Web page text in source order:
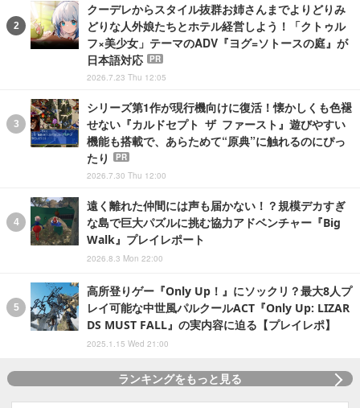
クーデレからスタイル抜群お姉さんまでよりどりみ
どりな人外娘たちとホテル経営しよう！「クトゥル
フ×美少女」テーマのADV『ヨグ=ソトースの庭』が
日本語対応
PR
2026.7.23 Thu 12:05
シリーズ第1作が現行機向けに復活！懐かしくも色褪
せない『カルドセプト ザ ファースト』遊びやすい
機能も搭載で、あらためて“原典”に触れるのにぴっ
たり
PR
2026.7.30 Thu 12:00
遠く離れた仲間には声も届かない！？規模デカすぎ
な島で巨大パズルに挑む協力アドベンチャー『Big
Walk』プレイレポート
2026.8.3 Mon 22:00
高所登りゲー『Only Up！』にソックリ？最大8人プ
レイ可能な中世風パルクールACT『Only Up: LIZAR
DS MUST FALL』の実内容に迫る【プレイレポ】
2025.1.15 Wed 21:00
ランキングをもっと見る